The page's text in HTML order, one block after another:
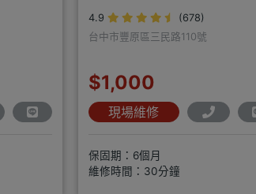
4.9
(678)
台中市豐原區三民路110號
$1,000
現場維修
保固期：6個月
維修時間：30分鐘